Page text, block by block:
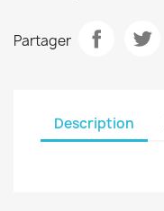
Partager
Description